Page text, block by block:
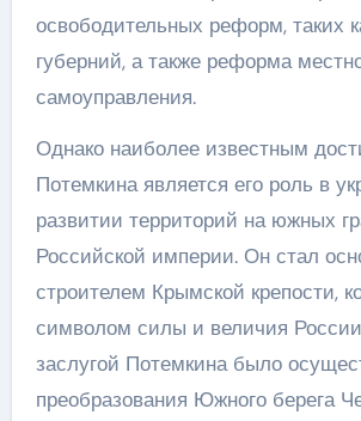
освободительных реформ, таких
губерний, а также реформа
самоуправления.
Однако наиболее известным
Потемкина является его роль в
развитии территорий на южных
Российской империи. Он стал
строителем Крымской крепости,
символом силы и величия
заслугой Потемкина было
преобразования Южного берега